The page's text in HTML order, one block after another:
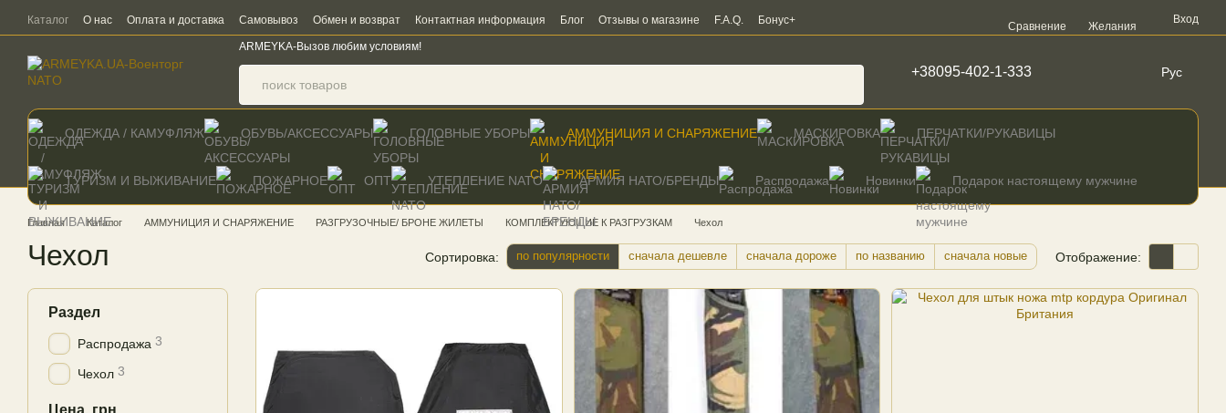
Перейти к основному контенту
Каталог О нас Оплата и доставка Самовывоз Обмен и возврат Контактная информация Блог Отзывы о магазине F.A.Q. Бонус+ Сравнение Желания
Вход
ARMEYKA-Вызов любим условиям!
+38095-402-1-333 Рус
ОДЕЖДА / КАМУФЛЯЖ ОБУВЬ/АКСЕССУАРЫ ГОЛОВНЫЕ УБОРЫ АММУНИЦИЯ И СНАРЯЖЕНИЕ МАСКИРОВКА ПЕРЧАТКИ/РУКАВИЦЫ
ТУРИЗМ И ВЫЖИВАНИЕ ПОЖАРНОЕ ОПТ УТЕПЛЕНИЕ NATO AРМИЯ НАТО/БРЕНДЫ Распродажа Новинки Подарок настоящему мужчине
Главная Каталог АММУНИЦИЯ И СНАРЯЖЕНИЕ РАЗГРУЗОЧНЫЕ/ БРОНЕ ЖИЛЕТЫ КОМПЛЕКТУЮЩИЕ К РАЗГРУЗКАМ Чехол
Чехол Сортировка: по популярности сначала дешевле сначала дороже по названию сначала новые Отображение:
Раздел
Распродажа 3
Чехол 3
Цена, грн